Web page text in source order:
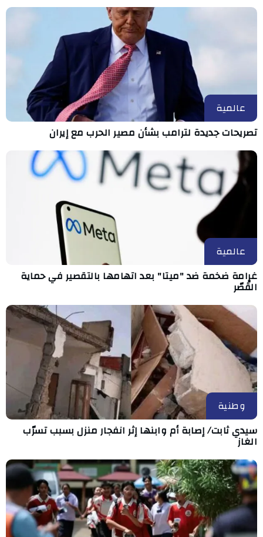
عالمية
تصريحات جديدة لترامب بشأن مصير الحرب مع إيران
عالمية
غرامة ضخمة ضد "ميتا" بعد اتهامها بالتقصير في حماية
القُصّر
وطنية
سيدي ثابت/ إصابة أم وابنها إثر انفجار منزل بسبب تسرّب
الغاز